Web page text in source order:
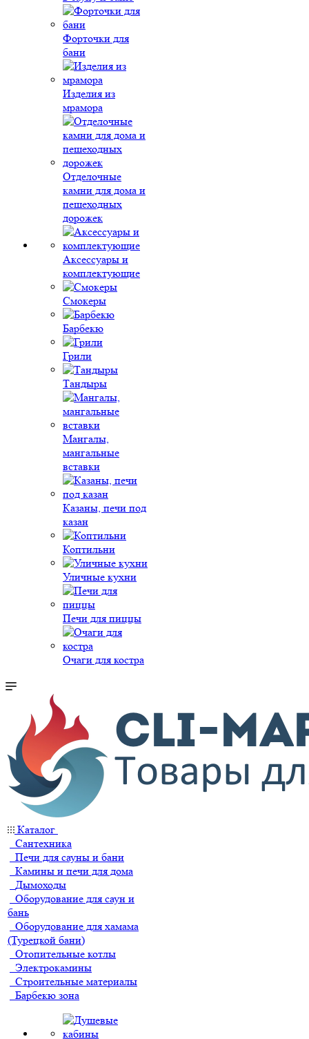
Форточки для
бани
Изделия из
мрамора
Отделочные
камни для дома и
пешеходных
дорожек
Аксессуары и
комплектующие
Смокеры
Барбекю
Грили
Тандыры
Мангалы,
мангальные
вставки
Казаны, печи под
казан
Коптильни
Уличные кухни
Печи для пиццы
Очаги для костра
Каталог
Сантехника
Печи для сауны и бани
Камины и печи для дома
Дымоходы
Оборудование для саун и
бань
Оборудование для хамама
(Турецкой бани)
Отопительные котлы
Электрокамины
Строительные материалы
Барбекю зона